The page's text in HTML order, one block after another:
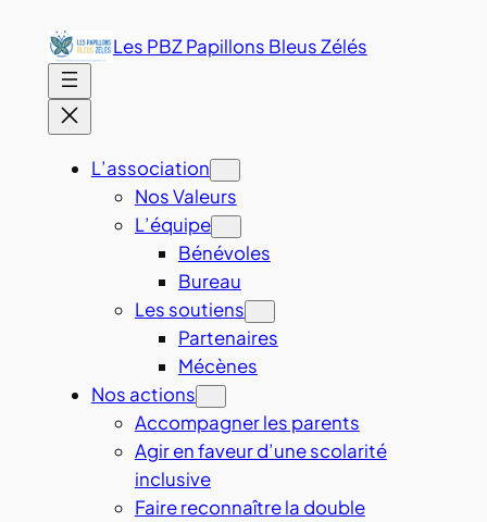
contenu
Les PBZ Papillons Bleus Zélés
L’association
Nos Valeurs
L’équipe
Bénévoles
Bureau
Les soutiens
Partenaires
Mécènes
Nos actions
Accompagner les parents
Agir en faveur d’une scolarité
inclusive
Faire reconnaître la double